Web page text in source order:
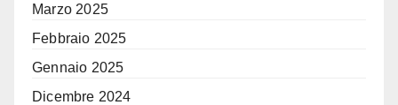
Marzo 2025
Febbraio 2025
Gennaio 2025
Dicembre 2024